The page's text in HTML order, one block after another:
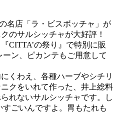
名店「ラ・ビスボッチャ」が
のサルシッチャが大好評！
CITTA’の祭り』で特別に販
ン、ピカンテもご用意して
くわえ、各種ハーブやシチリ
クをいれて作った、井上総料
れないサルシッチャです。し
ごいんですよ。胃もたれも